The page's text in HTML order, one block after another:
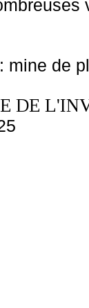
mine de
DE